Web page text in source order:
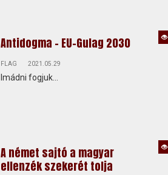
Antidogma - EU-Gulag 2030
FLAG 2021.05.29
Imádni fogjuk...
A német sajtó a magyar
ellenzék szekerét tolja